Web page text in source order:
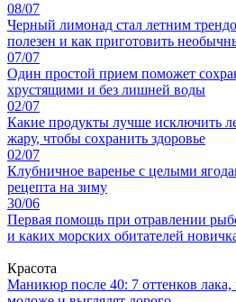
08/07
Черный лимонад стал летним
полезен и как приготовить
07/07
Один простой прием поможет
хрустящими и без лишней воды
02/07
Какие продукты лучше исключить
жару, чтобы сохранить здоровье
02/07
Клубничное варенье с целыми
рецепта на зиму
30/06
Первая помощь при отравлении
и каких морских обитателей
Красота
Маникюр после 40: 7 оттенков лака,